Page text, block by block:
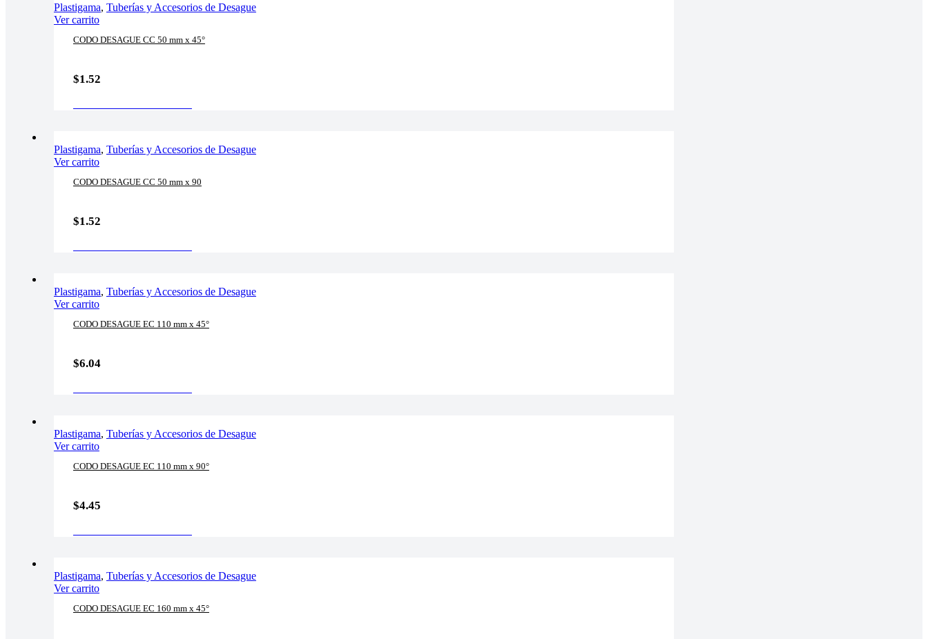
Plastigama, Tuberías y Accesorios de Desague
Ver carrito
CODO DESAGUE CC 50 mm x 45°
$1.52
Plastigama, Tuberías y Accesorios de Desague
Ver carrito
CODO DESAGUE CC 50 mm x 90
$1.52
Plastigama, Tuberías y Accesorios de Desague
Ver carrito
CODO DESAGUE EC 110 mm x 45°
$6.04
Plastigama, Tuberías y Accesorios de Desague
Ver carrito
CODO DESAGUE EC 110 mm x 90°
$4.45
Plastigama, Tuberías y Accesorios de Desague
Ver carrito
CODO DESAGUE EC 160 mm x 45°